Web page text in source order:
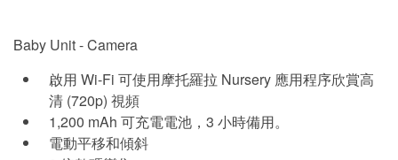
Baby Unit - Camera
啟用 Wi-Fi 可使用摩托羅拉 Nursery 應用程序欣賞高
清 (720p) 視頻
1,200 mAh 可充電電池，3 小時備用。
電動平移和傾斜